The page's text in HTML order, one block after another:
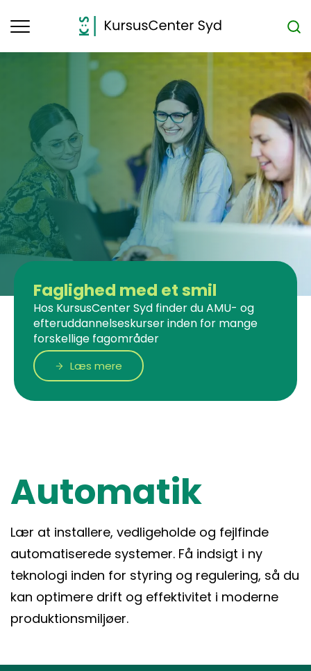
Toggle
Faglighed med et smil
Hos KursusCenter Syd finder du AMU- og
efteruddannelseskurser inden for mange
forskellige fagområder
Læs mere
Automatik
Lær at installere, vedligeholde og fejlfinde
automatiserede systemer. Få indsigt i ny
teknologi inden for styring og regulering, så du
kan optimere drift og effektivitet i moderne
produktionsmiljøer.